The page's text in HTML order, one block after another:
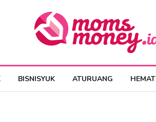
BISNISYUK ATURUANG HEMAT